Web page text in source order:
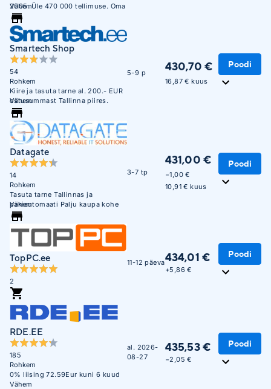
2005. Üle 470 000 tellimuse. Oma
ladu 850m2.
Vähem
Smartech Shop
54
Rohkem
Kiire ja tasuta tarne al. 200.- EUR
ostusummast Tallinna piires.
Vähem
5-9 p 430,70 €
16,87 € kuus
Poodi
Datagate
14
Rohkem
Tasuta tarne Tallinnas ja
pakiautomaati Palju kaupa kohe
saadaval. Maksa hiljem või 3
osana ilma lisakuluta.
Vähem
3-7 tp
431,00 €
−1,00 €
10,91 € kuus
Poodi
TopPC.ee
2
11-12 päeva434,01 €
+5,86 €
Poodi
RDE.EE
185
Rohkem
0% liising 72.59Eur kuni 6 kuud
Vähem
al. 2026-
08-27
435,53 €
−2,05 €
Poodi